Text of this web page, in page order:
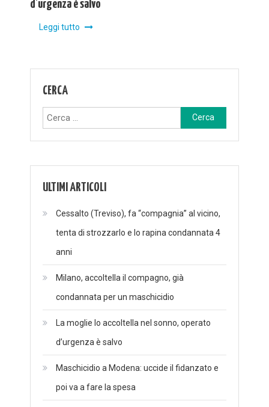
d’urgenza è salvo
Leggi tutto
CERCA
Ricerca
per:
ULTIMI ARTICOLI
Cessalto (Treviso), fa “compagnia” al vicino,
tenta di strozzarlo e lo rapina condannata 4
anni
Milano, accoltella il compagno, già
condannata per un maschicidio
La moglie lo accoltella nel sonno, operato
d’urgenza è salvo
Maschicidio a Modena: uccide il fidanzato e
poi va a fare la spesa